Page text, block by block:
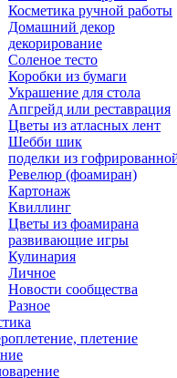
Косметика ручной работы
Домашний декор
декорирование
Соленое тесто
Коробки из бумаги
Украшение для стола
Апгрейд или реставрация
Цветы из атласных лент
Шебби шик
поделки из
Ревелюр (фоамиран)
Картонаж
Квиллинг
Цветы из фоамирана
развивающие игры
Кулинария
Личное
Новости сообщества
Разное
плетение